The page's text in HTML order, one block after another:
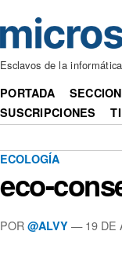
Esclavos de la informática
PORTADA
SUSCRIPCIONES
ECOLOGÍA
eco-
POR @ALVY — 19 DE